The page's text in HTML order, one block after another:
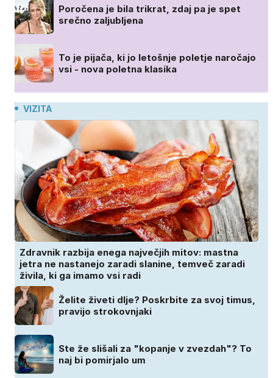
Poročena je bila trikrat, zdaj pa je spet
srečno zaljubljena
To je pijača, ki jo letošnje poletje naročajo
vsi - nova poletna klasika
VIZITA
Zdravnik razbija enega največjih mitov: mastna
jetra ne nastanejo zaradi slanine, temveč zaradi
živila, ki ga imamo vsi radi
Želite živeti dlje? Poskrbite za svoj timus,
pravijo strokovnjaki
Ste že slišali za "kopanje v zvezdah"? To
naj bi pomirjalo um